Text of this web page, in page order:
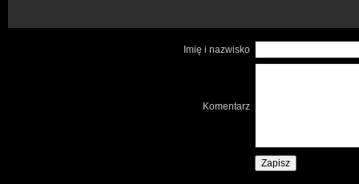
Imię i nazwisko
Komentarz